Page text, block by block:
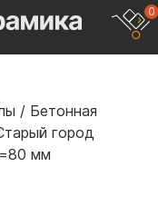
0
/ Бетонная
город
мм